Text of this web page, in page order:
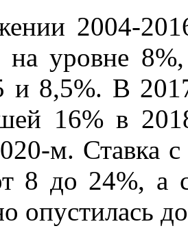
2004-
уровне 8%,
и 8,5%. В
16% в
м. Ставка
8 до 24%, а
опустилась